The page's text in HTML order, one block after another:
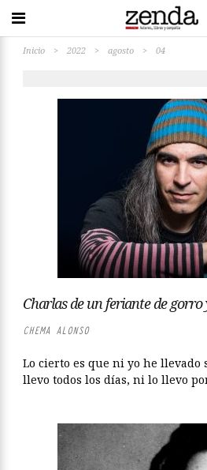
Inicio > 2022 > agosto > 04
Charlas de un feriante de gorro
CHEMA ALONSO
Lo cierto es que ni yo he
llevo todos los días, ni lo llevo